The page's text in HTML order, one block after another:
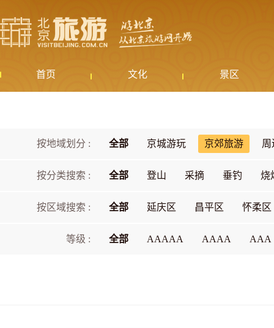
首页 文化 景区
按地域划分 : 全部 京城游玩 京郊旅游 周
按分类搜索 : 全部 登山 采摘 垂钓 烧
按区域搜索 : 全部 延庆区 昌平区 怀柔区
等级 : 全部 AAAAA AAAA AAA